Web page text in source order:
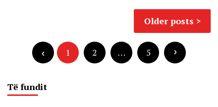
Older posts
pagination
1 2 … 5
Të fundit